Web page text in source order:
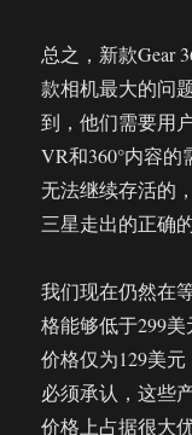
总之，新款Gear
款相机最大的问
到，他们需要用
VR和360°内容
无法继续存活的
三星走出的正确
我们现在仍然在
格能够低于299
价格仅为129美元
必须承认，这些
价格上占据很大